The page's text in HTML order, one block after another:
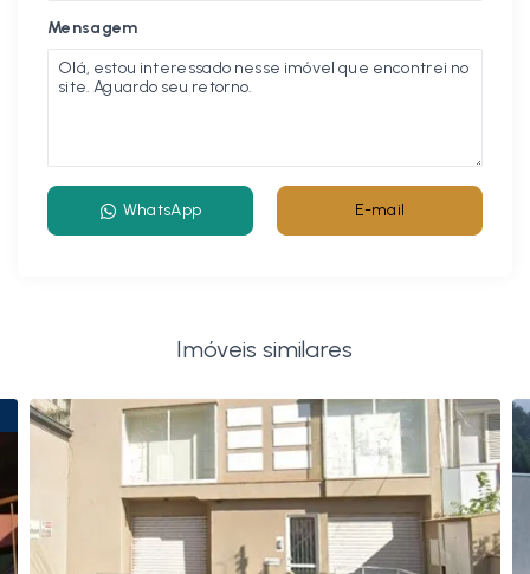
Mensagem
WhatsApp E-mail
Imóveis similares